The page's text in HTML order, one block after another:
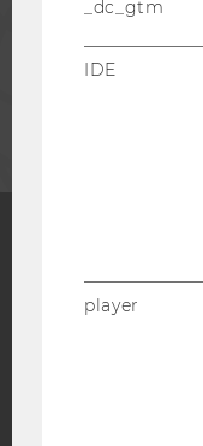
MITARBEITENDE
_dc_gtm
IDE
player